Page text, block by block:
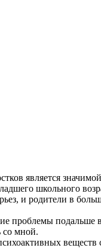
является
школьного
и родители в
проблемы подальше
со мной.
веществ